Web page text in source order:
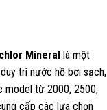
Mineral là một
trì nước hồ bơi sạch,
model từ 2000, 2500,
cấp các lựa chọn